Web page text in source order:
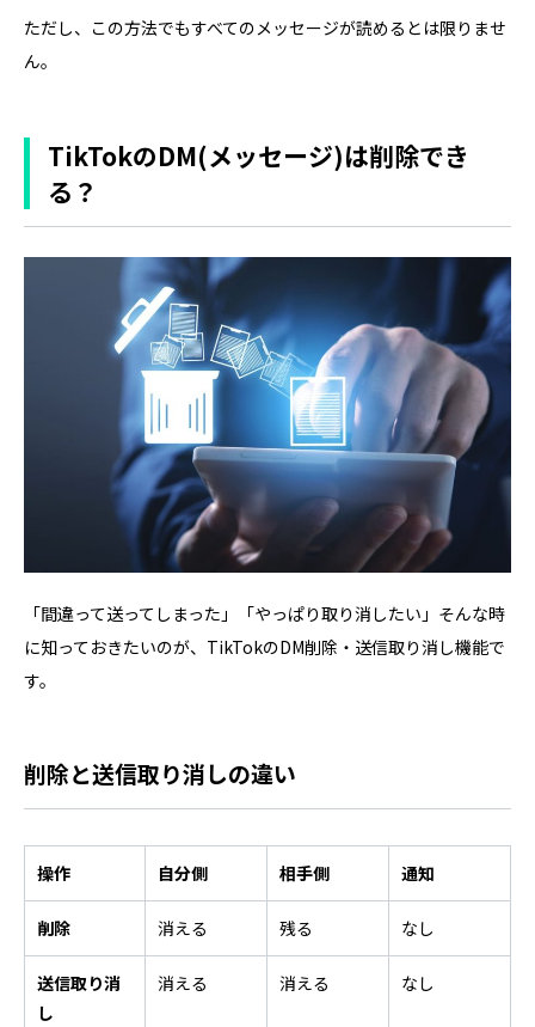
ただし、この方法でもすべてのメッセージが読めるとは限りませ
ん。
TikTokのDM(メッセージ)は削除でき
る？
「間違って送ってしまった」「やっぱり取り消したい」そんな時
に知っておきたいのが、TikTokのDM削除・送信取り消し機能で
す。
削除と送信取り消しの違い
操作 自分側 相手側 通知
削除 消える 残る なし
送信取り消
し
消える 消える なし